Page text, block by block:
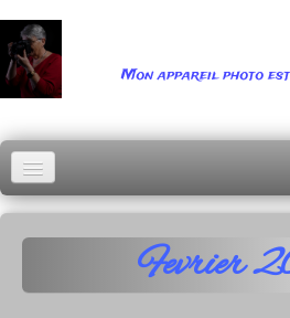
Mon appareil photo
Abonnement
Accueil
Menu 1▼
Fevrier